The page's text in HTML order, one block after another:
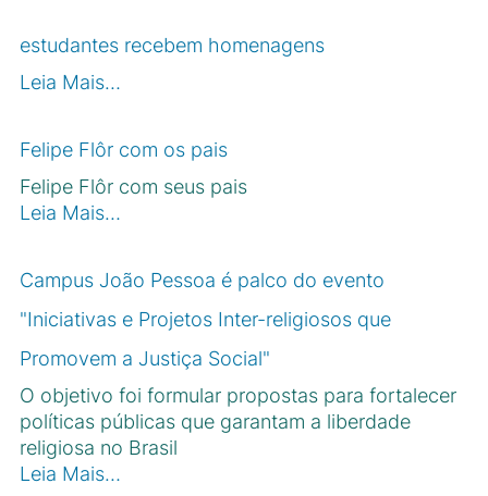
estudantes recebem homenagens
Leia Mais…
Felipe Flôr com os pais
Felipe Flôr com seus pais
Leia Mais…
Campus João Pessoa é palco do evento
"Iniciativas e Projetos Inter-religiosos que
Promovem a Justiça Social"
O objetivo foi formular propostas para fortalecer
políticas públicas que garantam a liberdade
religiosa no Brasil
Leia Mais…